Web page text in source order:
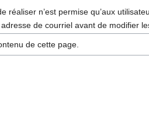
réaliser n’est permise qu’aux
de courriel avant de modifier
de cette page.